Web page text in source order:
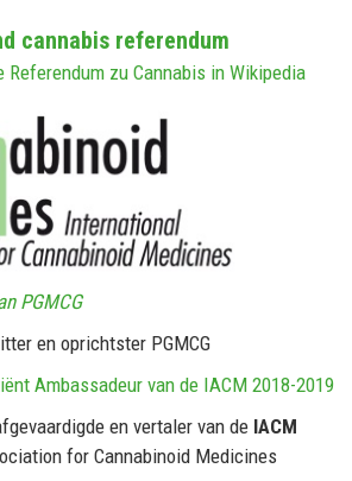
cannabis referendum
Referendum zu Cannabis in Wikipedia
PGMCG
en oprichtster PGMCG
Ambassadeur van de IACM 2018-2019
en vertaler van de IACM
for Cannabinoid Medicines